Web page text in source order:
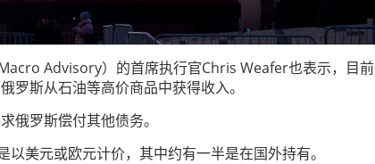
Advisory）的首席执行官Chris Weafer也表示，目前
罗斯从石油等高价商品中获得收入。
俄罗斯偿付其他债务。
美元或欧元计价，其中约有一半是在国外持有。